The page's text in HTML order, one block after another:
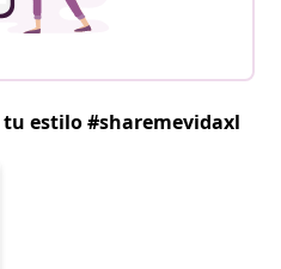
estilo #sharemevidaxl